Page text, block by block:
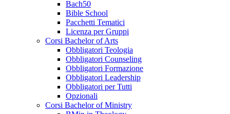
Bach50
Bible School
Pacchetti Tematici
Licenza per Gruppi
Corsi Bachelor of Arts
Obbligatori Teologia
Obbligatori Counseling
Obbligatori Formazione
Obbligatori Leadership
Obbligatori per Tutti
Opzionali
Corsi Bachelor of Ministry